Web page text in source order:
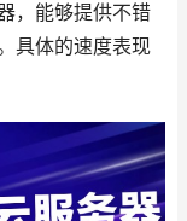
，能够提供不错
具体的速度表现